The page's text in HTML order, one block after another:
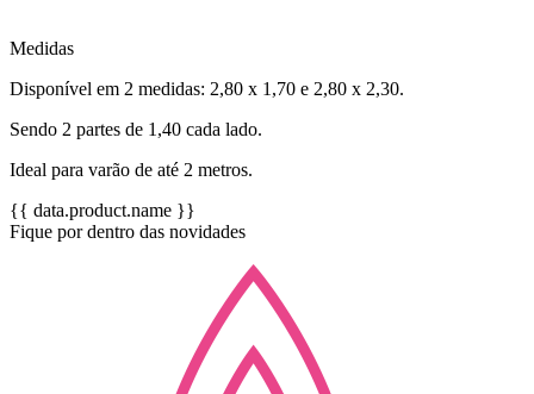
Medidas
Disponível em 2 medidas: 2,80 x 1,70 e 2,80 x 2,30.
Sendo 2 partes de 1,40 cada lado.
Ideal para varão de até 2 metros.
{{ data.product.name }}
Fique por dentro das novidades